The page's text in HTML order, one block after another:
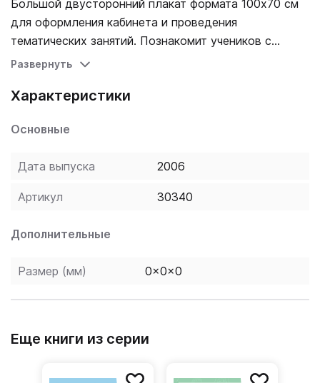
Большой двусторонний плакат формата 100х70 см
для оформления кабинета и проведения
тематических занятий. Познакомит учеников с
важными историческими событиями и правителями
Развернуть
Характеристики
Основные
Дата выпуска 2006
Артикул 30340
Дополнительные
Размер (мм) 0x0x0
Еще книги из серии